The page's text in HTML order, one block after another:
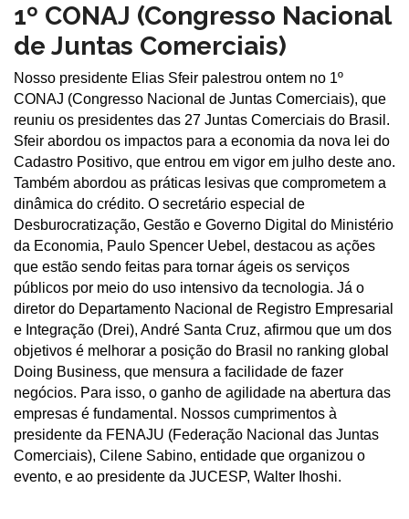
1º CONAJ (Congresso Nacional
de Juntas Comerciais)
Nosso presidente Elias Sfeir palestrou ontem no 1º
CONAJ (Congresso Nacional de Juntas Comerciais), que
reuniu os presidentes das 27 Juntas Comerciais do Brasil.
Sfeir abordou os impactos para a economia da nova lei do
Cadastro Positivo, que entrou em vigor em julho deste ano.
Também abordou as práticas lesivas que comprometem a
dinâmica do crédito. O secretário especial de
Desburocratização, Gestão e Governo Digital do Ministério
da Economia, Paulo Spencer Uebel, destacou as ações
que estão sendo feitas para tornar ágeis os serviços
públicos por meio do uso intensivo da tecnologia. Já o
diretor do Departamento Nacional de Registro Empresarial
e Integração (Drei), André Santa Cruz, afirmou que um dos
objetivos é melhorar a posição do Brasil no ranking global
Doing Business, que mensura a facilidade de fazer
negócios. Para isso, o ganho de agilidade na abertura das
empresas é fundamental. Nossos cumprimentos à
presidente da FENAJU (Federação Nacional das Juntas
Comerciais), Cilene Sabino, entidade que organizou o
evento, e ao presidente da JUCESP, Walter Ihoshi.